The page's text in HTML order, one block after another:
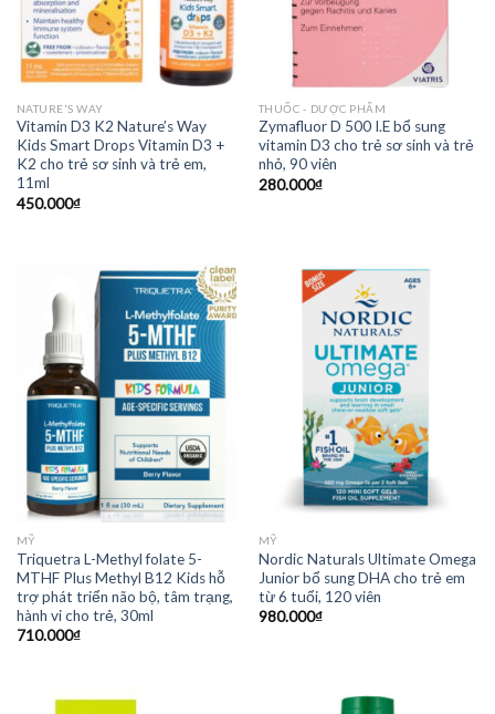
NATURE'S WAY
Vitamin D3 K2 Nature’s Way
Kids Smart Drops Vitamin D3 +
K2 cho trẻ sơ sinh và trẻ em,
11ml
450.000₫
THUỐC - DƯỢC PHẨM
Zymafluor D 500 I.E bổ sung
vitamin D3 cho trẻ sơ sinh và trẻ
nhỏ, 90 viên
280.000₫
MỸ
Triquetra L-Methyl folate 5-
MTHF Plus Methyl B12 Kids hỗ
trợ phát triển não bộ, tâm trạng,
hành vi cho trẻ, 30ml
710.000₫
MỸ
Nordic Naturals Ultimate Omega
Junior bổ sung DHA cho trẻ em
từ 6 tuổi, 120 viên
980.000₫